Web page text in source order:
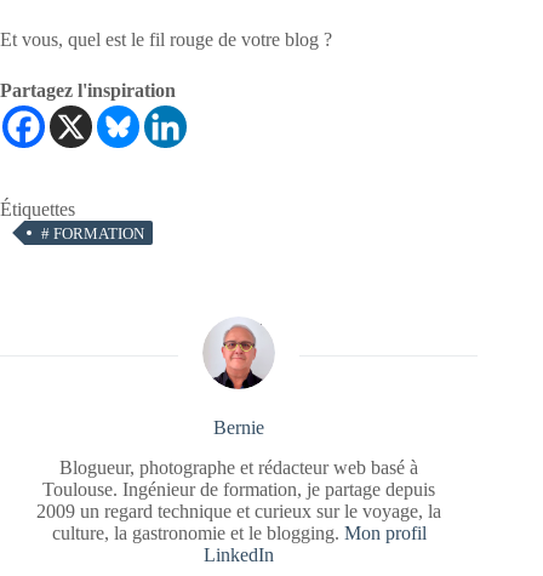
Et vous, quel est le fil rouge de votre blog ?
Partagez l'inspiration
Étiquettes
# FORMATION
Bernie
Blogueur, photographe et rédacteur web basé à
Toulouse. Ingénieur de formation, je partage depuis
2009 un regard technique et curieux sur le voyage, la
culture, la gastronomie et le blogging. Mon profil
LinkedIn